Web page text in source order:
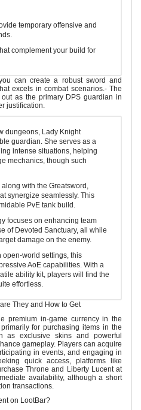
temporary offensive and
complement your build for
can create a robust sword and
excels in combat scenarios.- The
as the primary DPS guardian in
justification.
dungeons, Lady Knight
guardian. She serves as a
intense situations, helping
mechanics, though such
with the Greatsword,
synergize seamlessly. This
PvE tank build.
focuses on enhancing team
of Devoted Sanctuary, all while
damage on the enemy.
open-world settings, this
AoE capabilities. With a
ability kit, players will find the
effortless.
They and How to Get
premium in-game currency in the
for purchasing items in the
as exclusive skins and powerful
gameplay. Players can acquire
in events, and engaging in
quick access, platforms like
Throne and Liberty Lucent at
availability, although a short
transactions.
on LootBar?